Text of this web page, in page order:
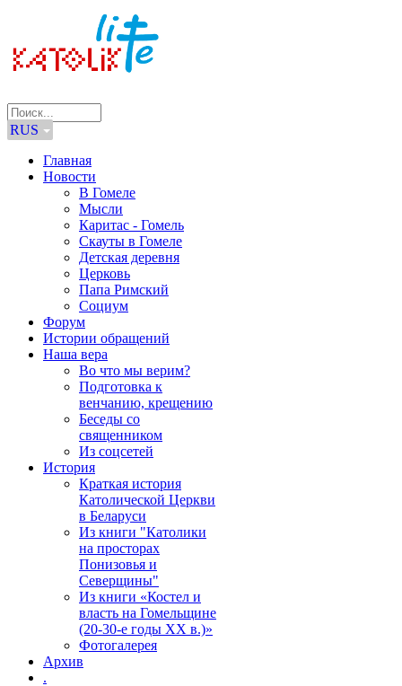
RUS
Главная
Новости
В Гомеле
Мысли
Каритас - Гомель
Скауты в Гомеле
Детская деревня
Церковь
Папа Римский
Социум
Форум
Истории обращений
Наша вера
Во что мы верим?
Подготовка к
венчанию, крещению
Беседы со
священником
Из соцсетей
История
Краткая история
Католической Церкви
в Беларуси
Из книги "Католики
на просторах
Понизовья и
Северщины"
Из книги «Костел и
власть на Гомельщине
(20-30-е годы ХХ в.)»
Фотогалерея
Архив
.